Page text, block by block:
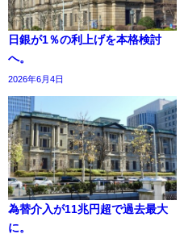
日銀が1％の利上げを本格検討
へ。
2026年6月4日
為替介入が11兆円超で過去最大
に。